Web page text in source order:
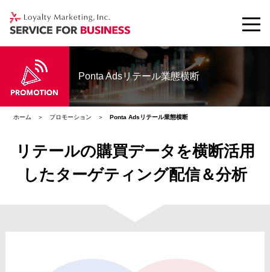
Ponta Adsリテール業態横断
ホーム プロモーション Ponta Adsリテール業態横断
リテールの購買データを横断活用
したターゲティング配信＆分析